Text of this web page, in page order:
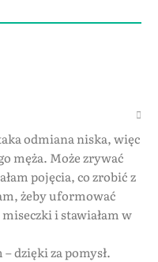
odmiana niska, więc
męża. Może zrywać
pojęcia, co zrobić z
żeby uformować
i stawiałam w
dzięki za pomysł.